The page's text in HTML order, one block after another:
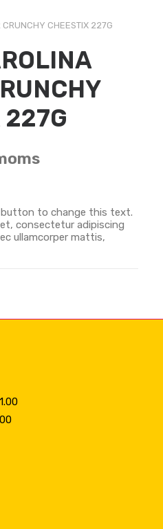
CHEESTIX 227G
227G
button to change this text.
consectetur adipiscing
ullamcorper mattis,